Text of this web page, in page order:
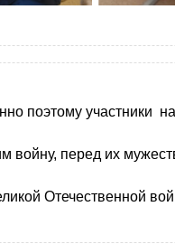
участники
перед их
Отечественной